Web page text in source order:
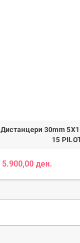
Дистанцери 30mm
15
5.900,00 ден.